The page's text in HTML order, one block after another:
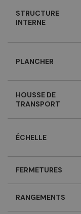
STRUCTURE
INTERNE
PLANCHER
HOUSSE DE
TRANSPORT
ÉCHELLE
FERMETURES
RANGEMENTS